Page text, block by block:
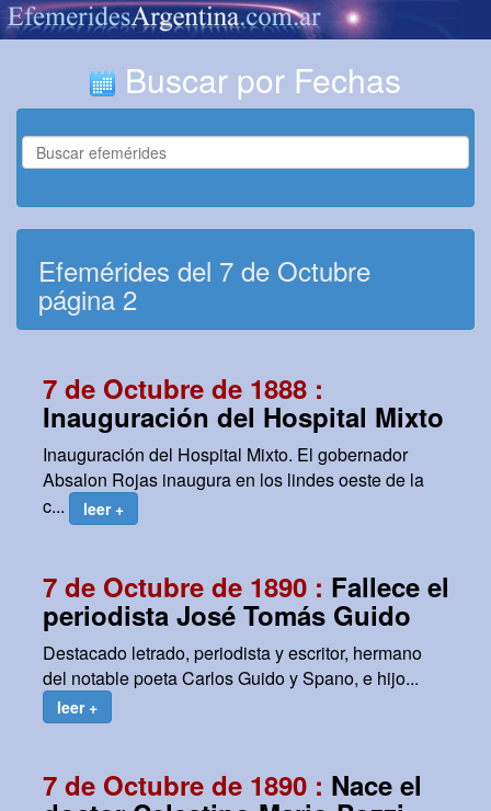
Buscar por Fechas
Efemérides del 7 de Octubre
página 2
7 de Octubre de 1888 :
Inauguración del Hospital Mixto
Inauguración del Hospital Mixto. El gobernador
Absalon Rojas inaugura en los lindes oeste de la
c...
leer +
7 de Octubre de 1890 : Fallece el
periodista José Tomás Guido
Destacado letrado, periodista y escritor, hermano
del notable poeta Carlos Guido y Spano, e hijo...
leer +
7 de Octubre de 1890 : Nace el